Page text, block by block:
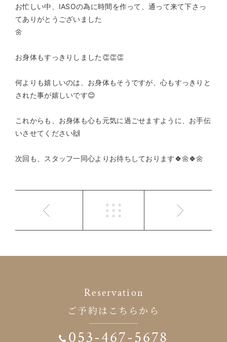
お忙しい中、IASOの為に時間を作って、通って来て下さっ
てありがとうございました
🌼
お身体もすっきりしました👏👏👏
何よりも嬉しいのは、お身体もそうですが、心もすっきりと
された事が嬉しいです😊
これからも、お身体も心も元気に過ごせますように、お手伝
いさせてください🙌
次回も、スタッフ一同心よりお待ちしております🍀🌼🍀🌼
Reservation
ご予約はこちらから
053-467-5678